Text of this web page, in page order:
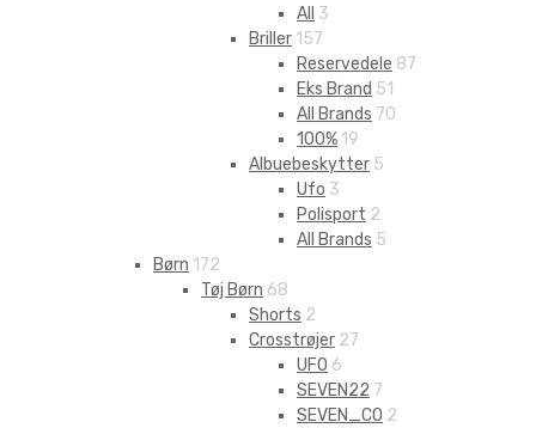
All 3
Briller 157
Reservedele 87
Eks Brand 51
All Brands 70
100% 19
Albuebeskytter 5
Ufo 3
Polisport 2
All Brands 5
Børn 172
Tøj Børn 68
Shorts 2
Crosstrøjer 27
UFO 6
SEVEN22 7
SEVEN_CO 2